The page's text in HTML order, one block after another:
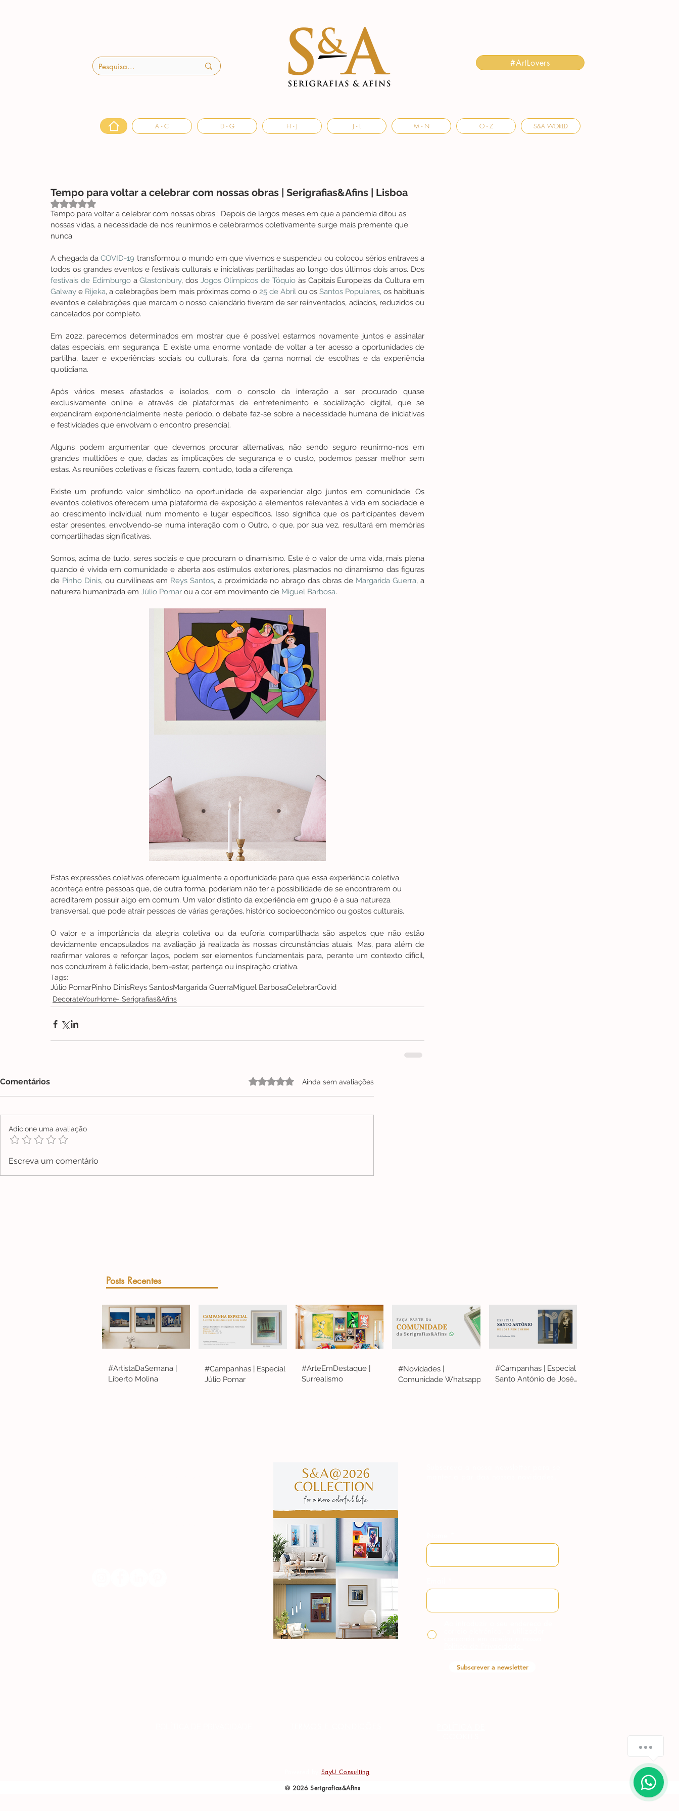
#ArtLovers
A - C D - G H - J J - L M - N O - Z S&A WORLD
Tempo para voltar a celebrar com nossas obras | Serigrafias&Afins | Lisboa
Avaliado com NaN de 5 estrelas.
Tempo para voltar a celebrar com nossas obras : Depois de largos meses em que a pandemia ditou as
nossas vidas, a necessidade de nos reunirmos e celebrarmos coletivamente surge mais premente que
nunca.
A chegada da COVID-19 transformou o mundo em que vivemos e suspendeu ou colocou sérios entraves a
festivais de Edimburgo a Glastonbury, dos Jogos Olímpicos de Tóquio
Galway e Rijeka, a celebrações bem mais próximas como o 25 de Abril ou os Santos Populares, os habituais
eventos e celebrações que marcam o nosso calendário tiveram de ser reinventados, adiados, reduzidos ou
cancelados por completo.
Em 2022, parecemos determinados em mostrar que é possível estarmos novamente juntos e assinalar
datas especiais, em segurança. E existe uma enorme vontade de voltar a ter acesso a oportunidades de
partilha, lazer e experiências sociais ou culturais, fora da gama normal de escolhas e da experiência
quotidiana.
Após vários meses afastados e isolados, com o consolo da interação a ser procurado quase
exclusivamente online e através de plataformas de entretenimento e socialização digital, que se
expandiram exponencialmente neste período, o debate faz-se sobre a necessidade humana de iniciativas
e festividades que envolvam o encontro presencial.
Alguns podem argumentar que devemos procurar alternativas, não sendo seguro reunirmo-nos em
grandes multidões e que, dadas as implicações de segurança e o custo, podemos passar melhor sem
estas. As reuniões coletivas e físicas fazem, contudo, toda a diferença.
Existe um profundo valor simbólico na oportunidade de experienciar algo juntos em comunidade. Os
eventos coletivos oferecem uma plataforma de exposição a elementos relevantes à vida em sociedade e
ao crescimento individual num momento e lugar específicos. Isso significa que os participantes devem
estar presentes, envolvendo-se numa interação com o Outro, o que, por sua vez, resultará em memórias
compartilhadas significativas.
Somos, acima de tudo, seres sociais e que procuram o dinamismo. Este é o valor de uma vida, mais plena
quando é vivida em comunidade e aberta aos estímulos exteriores, plasmados no dinamismo das figuras
de Pinho Dinis, ou curvilíneas em Reys Santos, a proximidade no abraço das obras de Margarida Guerra, a
natureza humanizada em Júlio Pomar ou a cor em movimento de Miguel Barbosa.
Estas expressões coletivas oferecem igualmente a oportunidade para que essa experiência coletiva
aconteça entre pessoas que, de outra forma, poderiam não ter a possibilidade de se encontrarem ou
acreditarem possuir algo em comum. Um valor distinto da experiência em grupo é a sua natureza
transversal, que pode atrair pessoas de várias gerações, histórico socioeconómico ou gostos culturais.
O valor e a importância da alegria coletiva ou da euforia compartilhada são aspetos que não estão
devidamente encapsulados na avaliação já realizada às nossas circunstâncias atuais. Mas, para além de
reafirmar valores e reforçar laços, podem ser elementos fundamentais para, perante um contexto difícil,
nos conduzirem à felicidade, bem-estar, pertença ou inspiração criativa.
Tags:
Júlio PomarPinho DinisReys SantosMargarida GuerraMiguel BarbosaCelebrarCovid
DecorateYourHome- Serigrafias&Afins
Comentários Avaliado com 0 de 5 estrelas.
Ainda sem avaliações
Adicione uma avaliação
Escreva um comentário
Posts Recentes
#ArtistaDaSemana |
Liberto Molina
#Campanhas | Especial
Júlio Pomar
#ArteEmDestaque |
Surrealismo
#Novidades |
Comunidade Whatsapp
#Campanhas | Especial
Santo António de José
SayU Consulting
Subscrever a newsletter
© 2026 Serigrafias&Afins
1